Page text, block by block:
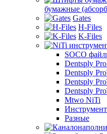
бумажные
Gates
H-Files
K-Files
SOCO
Dentsply
Dentsply
Dentsply
Dentsply
Mtwo NiTi
Разные